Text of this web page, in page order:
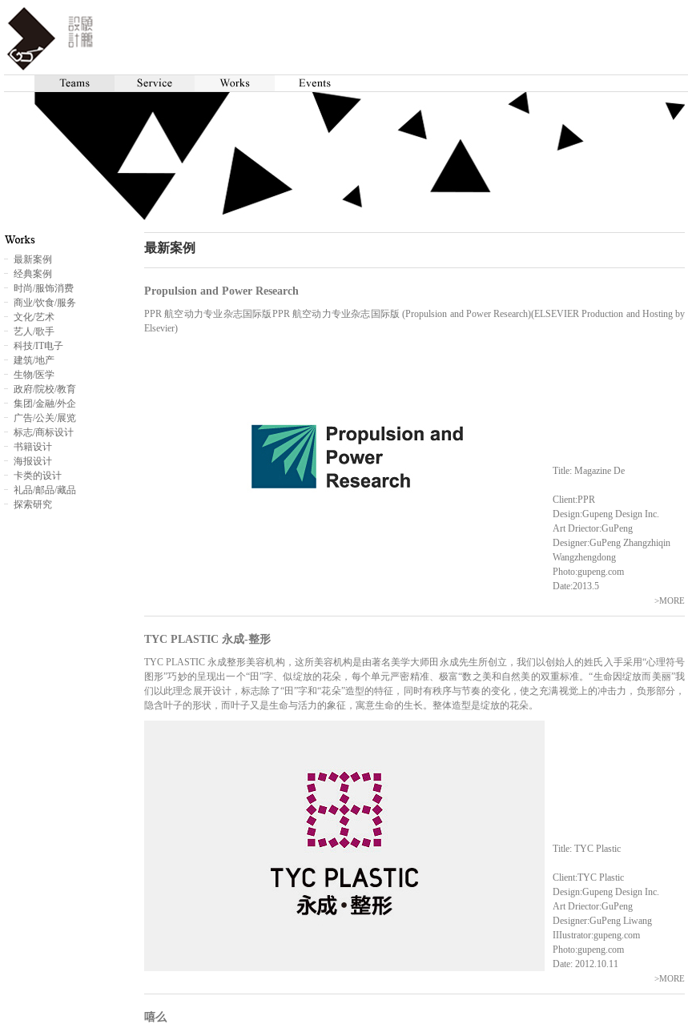
最新案例
经典案例
时尚/服饰消费
商业/饮食/服务
文化/艺术
艺人/歌手
科技/IT电子
建筑/地产
生物/医学
政府/院校/教育
集团/金融/外企
广告/公关/展览
标志/商标设计
书籍设计
海报设计
卡类的设计
礼品/邮品/藏品
探索研究
最新案例
Propulsion and Power Research
PPR 航空动力专业杂志国际版PPR 航空动力专业杂志国际版 (Propulsion and Power Research)(ELSEVIER Production and Hosting by
Elsevier)
Title: Magazine De
Client:PPR
Design:Gupeng Design Inc.
Art Driector:GuPeng
Designer:GuPeng Zhangzhiqin
Wangzhengdong
Photo:gupeng.com
Date:2013.5
>MORE
TYC PLASTIC 永成-整形
TYC PLASTIC 永成整形美容机构，这所美容机构是由著名美学大师田永成先生所创立，我们以创始人的姓氏入手采用“心理符号
图形”巧妙的呈现出一个“田”字、似绽放的花朵，每个单元严密精准、极富“数之美和自然美的双重标准。“生命因绽放而美丽”我
们以此理念展开设计，标志除了“田”字和“花朵”造型的特征，同时有秩序与节奏的变化，使之充满视觉上的冲击力，负形部分，
隐含叶子的形状，而叶子又是生命与活力的象征，寓意生命的生长。整体造型是绽放的花朵。
Title: TYC Plastic
Client:TYC Plastic
Design:Gupeng Design Inc.
Art Driector:GuPeng
Designer:GuPeng Liwang
IIIustrator:gupeng.com
Photo:gupeng.com
Date: 2012.10.11
>MORE
嘻么